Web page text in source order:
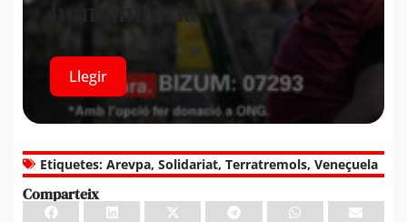
humanitària
Llegir
Etiquetes: Arevpa, Solidariat, Terratremols, Veneçuela
Comparteix